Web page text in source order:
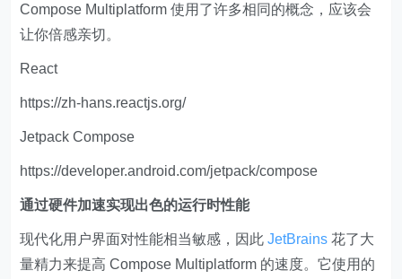
Compose Multiplatform 使用了许多相同的概念，应该会
让你倍感亲切。
React
https://zh-hans.reactjs.org/
Jetpack Compose
https://developer.android.com/jetpack/compose
通过硬件加速实现出色的运行时性能
现代化用户界面对性能相当敏感，因此JetBrains 花了大
量精力来提高 Compose Multiplatform 的速度。它使用的